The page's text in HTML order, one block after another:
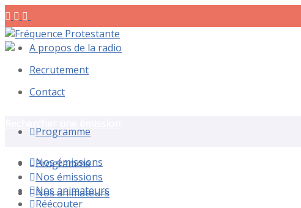
A propos de la radio
Recrutement
Contact
Programme
Nos émissions
Nos animateurs
Programme
Nos émissions
Nos animateurs
Réécouter